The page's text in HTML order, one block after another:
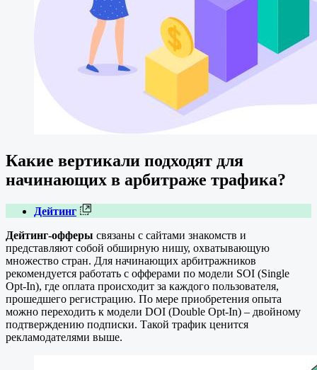
Какие вертикали подходят для
начинающих в арбитраже трафика?
Дейтинг
Дейтинг-офферы связаны с сайтами знакомств и
представляют собой обширную нишу, охватывающую
множество стран. Для начинающих арбитражников
рекомендуется работать с офферами по модели SOI (Single
Opt-In), где оплата происходит за каждого пользователя,
прошедшего регистрацию. По мере приобретения опыта
можно переходить к модели DOI (Double Opt-In) – двойному
подтверждению подписки. Такой трафик ценится
рекламодателями выше.